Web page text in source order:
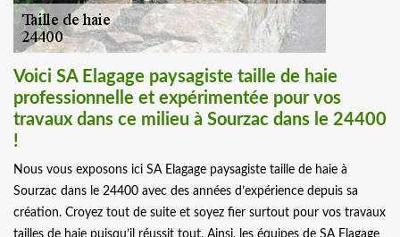
Voici SA Elagage paysagiste taille de haie
professionnelle et expérimentée pour vos
travaux dans ce milieu à Sourzac dans le 24400
!
Nous vous exposons ici SA Elagage paysagiste taille de haie à
Sourzac dans le 24400 avec des années d’expérience depuis sa
création. Croyez tout de suite et soyez fier surtout pour vos travaux
tailles de haie puisqu’il réussit tout. Ainsi, les équipes de SA Elagage